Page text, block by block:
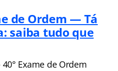
de Ordem — Tá
saiba tudo que
Exame de Ordem